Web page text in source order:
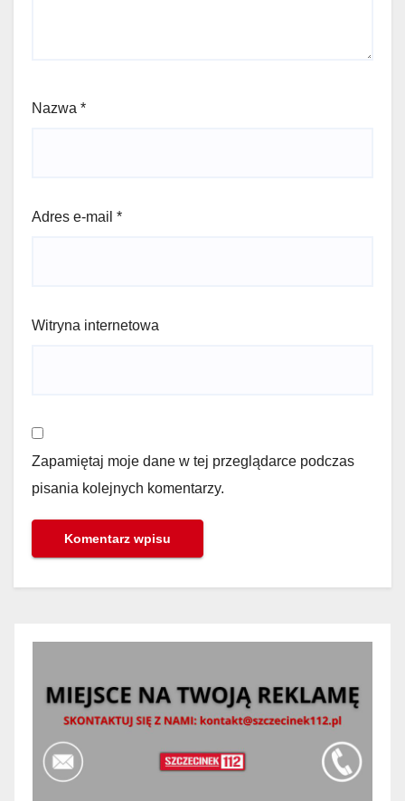
Nazwa *
Adres e-mail *
Witryna internetowa
Zapamiętaj moje dane w tej przeglądarce podczas
pisania kolejnych komentarzy.